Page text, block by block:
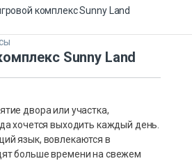
комплекс Sunny Land
Sunny Land
двора или участка,
хочется выходить каждый день.
язык, вовлекаются в
больше времени на свежем